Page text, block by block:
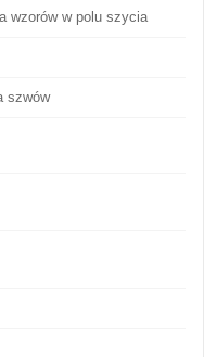
wzorów w polu szycia
szwów